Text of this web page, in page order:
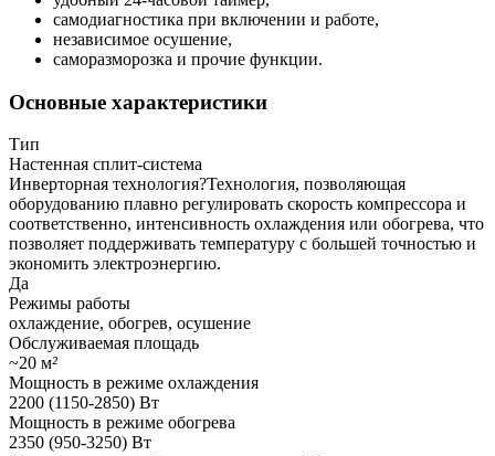
самодиагностика при включении и работе,
независимое осушение,
саморазморозка и прочие функции.
Основные характеристики
Тип
Настенная сплит-система
Инверторная технология?Технология, позволяющая
оборудованию плавно регулировать скорость компрессора и
соответственно, интенсивность охлаждения или обогрева, что
позволяет поддерживать температуру с большей точностью и
экономить электроэнергию.
Да
Режимы работы
охлаждение, обогрев, осушение
Обслуживаемая площадь
~20 м²
Мощность в режиме охлаждения
2200 (1150-2850) Вт
Мощность в режиме обогрева
2350 (950-3250) Вт